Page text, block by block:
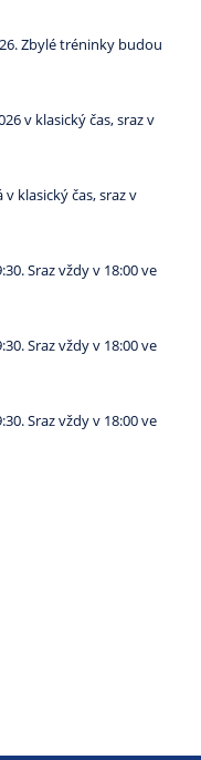
Zbylé tréninky budou
v klasický čas, sraz v
klasický čas, sraz v
Sraz vždy v 18:00 ve
Sraz vždy v 18:00 ve
Sraz vždy v 18:00 ve